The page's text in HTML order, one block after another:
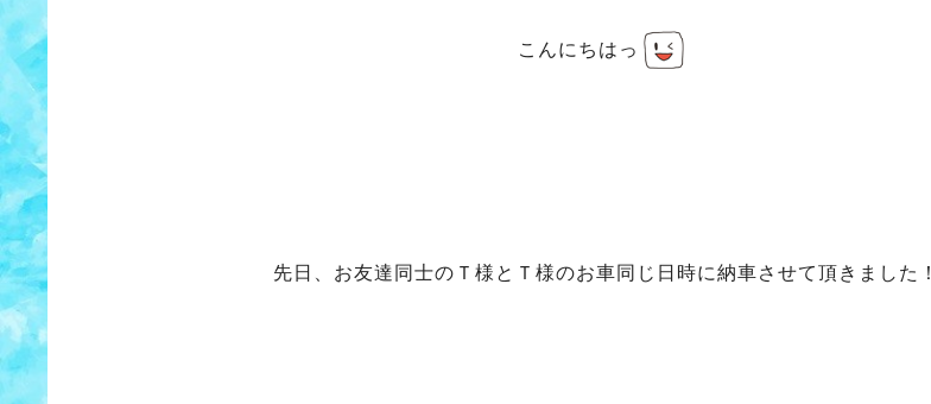
こんにちはっ
先日、お友達同士のＴ様とＴ様のお車同じ日時に納車させて頂きました！